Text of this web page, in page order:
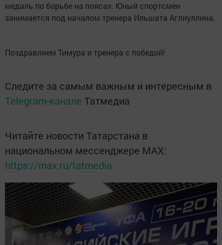
медаль по борьбе на поясах. Юный спортсмен
занимается под началом тренера Ильшата Аглиуллина.
Поздравляем Тимура и тренера с победой!
Следите за самым важным и интересным в
Telegram-канале Татмедиа
Читайте новости Татарстана в
национальном мессенджере MАХ:
https://max.ru/tatmedia